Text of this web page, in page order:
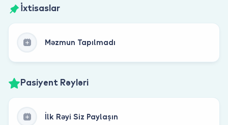
İxtisaslar
Məzmun Tapılmadı
Pasiyent Rəyləri
İlk Rəyi Siz Paylaşın